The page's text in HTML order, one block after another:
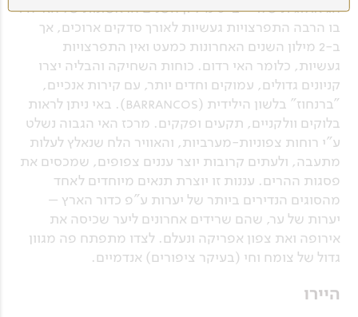
הגיאולוגית שלו – ב-6 מיליון השנים הראשונות של האי היו
בו הרבה התפרצויות געשיות לאורך סדקים ארוכים, אך
ב-2 מילון השנים האחרונות כמעט ואין התפרצויות
געשיות, כלומר האי רדום. כוחות השחיקה והבליה יצרו
קניונים גדולים, עמוקים וחדים יותר, עם קירות אנכיים,
"ברנחוז" בלשון הילידית (barrancos). באי ניתן לראות
בלוקים וולקניים, תקעים ופקקים. מרכז האי הגבוה נשלט
ע"י רוחות צפוניות-מערביות, והאוויר הלח שנאלץ לעלות
מתעבה, ולעתים קרובות יוצר עננים צפופים, שמכסים את
פסגות ההרים. עננות זו יוצרת תנאים מיוחדים לאחד
מהסוגים הנדירים ביותר של יערות ע"פ כדור הארץ –
יערות של ער, שהם שרידים אחרונים ליער שכיסה את
אירופה ואת צפון אפריקה ונעלם. לצדו מתפתח פה מגוון
גדול של צומח וחי (בעיקר ציפורים) אנדמיים.
היירו